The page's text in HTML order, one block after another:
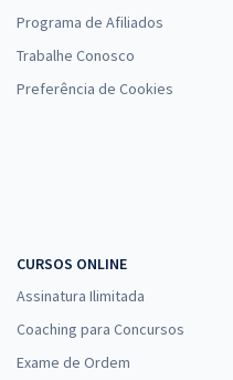
Programa de Afiliados
Trabalhe Conosco
Preferência de Cookies
CURSOS ONLINE
Assinatura Ilimitada
Coaching para Concursos
Exame de Ordem